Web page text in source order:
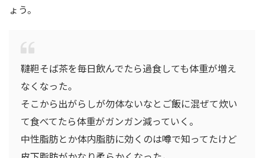
ょう。
韃靼そば茶を毎日飲んでたら過食しても体重が増え
なくなった。
そこから出がらしが勿体ないなとご飯に混ぜて炊い
て食べてたら体重がガンガン減っていく。
中性脂肪とか体内脂肪に効くのは噂で知ってたけど